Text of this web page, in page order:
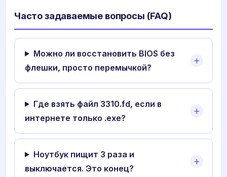
Часто задаваемые вопросы (FAQ)
Можно ли восстановить BIOS без
флешки, просто перемычкой?
Где взять файл 3310.fd, если в
интернете только .exe?
Ноутбук пищит 3 раза и
выключается. Это конец?